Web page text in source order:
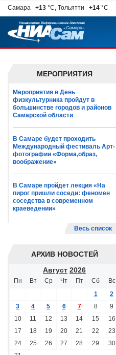
Самара +13 °C, Тольятти +14 °C
МЕРОПРИЯТИЯ
Мероприятия в День
физкультурника пройдут в
большинстве городов и районов
Самарской области
В Самаре будет проходить
Международный фестиваль Арт-
фотографии «Форма,образ,
воображение»
В Самаре пройдет лекция «На
пирог пришли соседи: феномен
соседства в современном
краеведении»
Весь список
АРХИВ НОВОСТЕЙ
Август 2026
Пн Вт Ср Чт Пт Сб
Вс
1
2
3
4 5 6 7 8
9
10
11 12 13 14 15
16
17
18 19 20 21 22
23
24
25 26 27 28 29
30